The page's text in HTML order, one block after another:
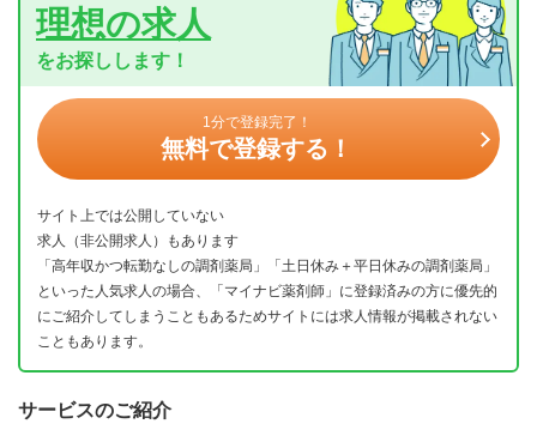
理想の求人
をお探しします！
1分で登録完了！
無料で登録する！
サイト上では公開していない
求人（非公開求人）もあります
「高年収かつ転勤なしの調剤薬局」「土日休み＋平日休みの調剤薬局」
といった人気求人の場合、「マイナビ薬剤師」に登録済みの方に優先的
にご紹介してしまうこともあるためサイトには求人情報が掲載されない
こともあります。
サービスのご紹介